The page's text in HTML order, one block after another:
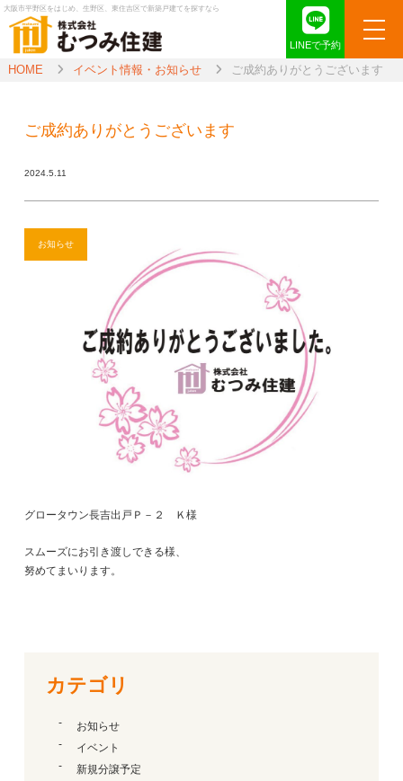
大阪市平野区をはじめ、生野区、東住吉区で新築戸建てを探すなら
LINEで予約
HOME イベント情報・お知らせ ご成約ありがとうございます
ご成約ありがとうございます
2024.5.11
お知らせ
グロータウン長吉出戸Ｐ－２ Ｋ様
スムーズにお引き渡しできる様、
努めてまいります。
カテゴリ
お知らせ
イベント
新規分譲予定